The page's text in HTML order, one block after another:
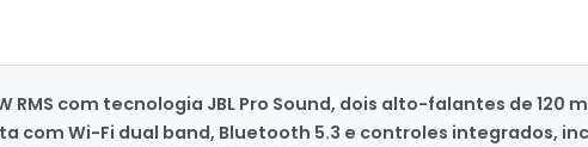
RMS com tecnologia JBL Pro Sound, dois alto-falantes de
com Wi-Fi dual band, Bluetooth 5.3 e controles integrados,